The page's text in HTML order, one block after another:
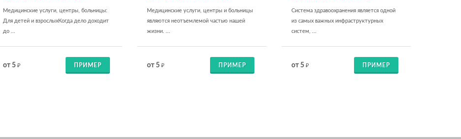
Медицинские услуги, центры, больницы:
Для детей и взрослыхКогда дело доходит
до ...
от 5 ₽ ПРИМЕР
Медицинские услуги, центры и больницы
являются неотъемлемой частью нашей
жизни. ...
от 5 ₽ ПРИМЕР
Система здравоохранения является одной
из самых важных инфраструктурных
систем, ...
от 5 ₽ ПРИМЕР